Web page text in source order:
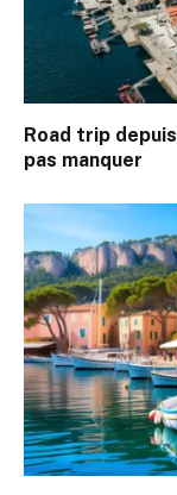
Road trip
pas manquer